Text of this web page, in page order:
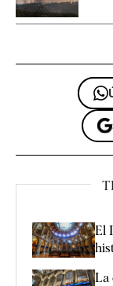
El
La